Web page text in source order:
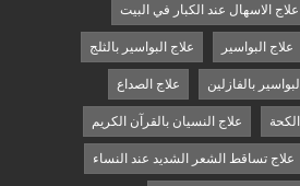
علاج الاسهال عند الكبار في البيت
علاج البواسير علاج البواسير بالثلج
بالفازلين علاج الصداع
علاج النسيان بالقرآن الكريم
علاج تساقط الشعر الشديد عند النساء